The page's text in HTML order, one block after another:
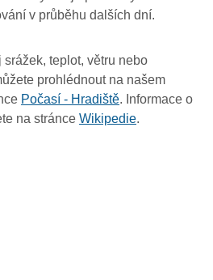
v průběhu dalších dní.
teplot, větru nebo
prohlédnout na našem
Počasí - Hradiště. Informace o
na stránce Wikipedie.